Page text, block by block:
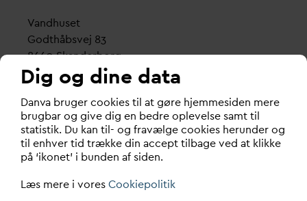
Vandhuset
Godthåbsvej 83
8660 Skanderborg
København
Vester Farimagsgade 1, 5. sal.
1606 København V
Tlf.: 70 21 00 55
CVR: 29031215
Dig og dine data
Danva bruger cookies til at gøre hjemmesiden mere
brugbar og give dig en bedre oplevelse samt til
statistik. Du kan til- og fravælge cookies herunder og
til enhver tid trække din accept tilbage ved at klikke
på ‘ikonet’ i bunden af siden.
Læs mere i voresCookiepolitik